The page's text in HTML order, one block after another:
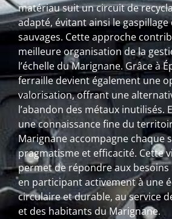
matériau suit un circuit de
adapté, évitant ainsi le
sauvages. Cette approche
meilleure organisation de la
l’échelle du Marignane. Grâce à
ferraille devient également une
valorisation, offrant une
l’abandon des métaux inutilisés.
une connaissance fine du
Marignane accompagne chaque
pragmatisme et efficacité. Cette
permet de répondre aux
en participant activement à une
circulaire et durable, au service
et des habitants du Marignane.